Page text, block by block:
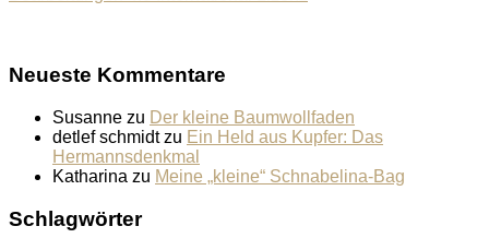
Neueste Kommentare
Susanne zu Der kleine Baumwollfaden
detlef schmidtzu Ein Held aus Kupfer: Das
Hermannsdenkmal
Katharina zu Meine „kleine“ Schnabelina-Bag
Schlagwörter